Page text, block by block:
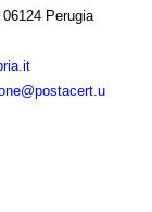
Perugia